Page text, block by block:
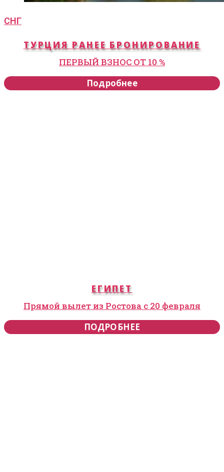
СНГ
ТУРЦИЯ РАНЕЕ БРОНИРОВАНИЕ
ПЕРВЫЙ ВЗНОС ОТ 10 %
Подробнее
ЕГИПЕТ
Прямой вылет из Ростова с 20 февраля
ПОДРОБНЕЕ